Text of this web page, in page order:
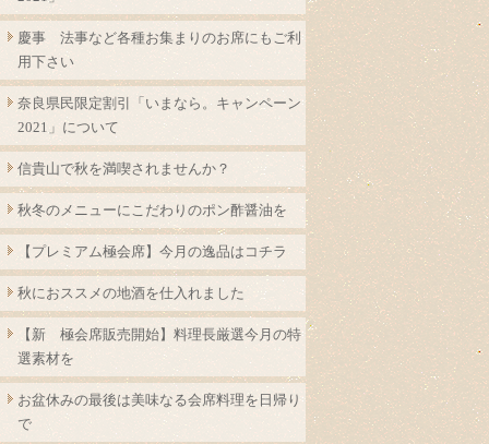
慶事 法事など各種お集まりのお席にもご利
用下さい
奈良県民限定割引「いまなら。キャンペーン
2021」について
信貴山で秋を満喫されませんか？
秋冬のメニューにこだわりのポン酢醤油を
【プレミアム極会席】今月の逸品はコチラ
秋におススメの地酒を仕入れました
【新 極会席販売開始】料理長厳選今月の特
選素材を
お盆休みの最後は美味なる会席料理を日帰り
で